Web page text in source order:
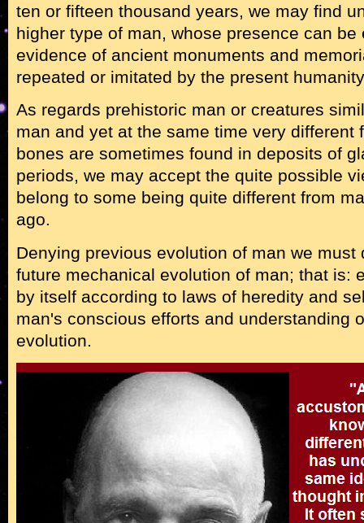
ten or fifteen thousand years, we may find
higher type of man, whose presence can
evidence of ancient monuments and
repeated or imitated by the present
As regards prehistoric man or creatures
man and yet at the same time very different
bones are sometimes found in deposits of
periods, we may accept the quite possible
belong to some being quite different from
ago.
Denying previous evolution of man we
future mechanical evolution of man; that is:
by itself according to laws of heredity and
man's conscious efforts and understanding
evolution.